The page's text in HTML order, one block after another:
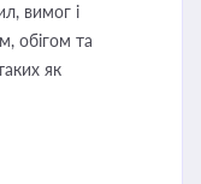
вимог і
обігом та
як